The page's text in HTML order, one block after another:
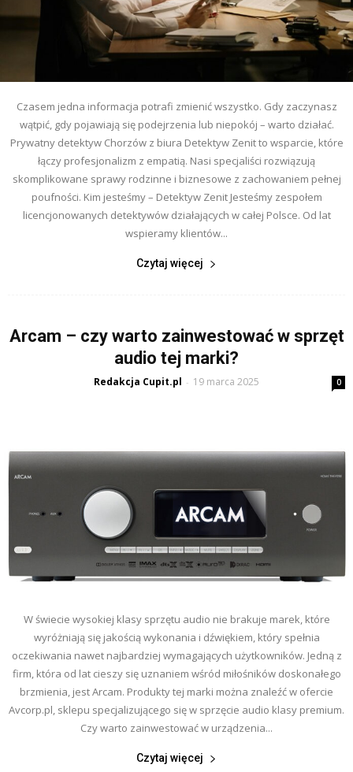
Czasem jedna informacja potrafi zmienić wszystko. Gdy zaczynasz
wątpić, gdy pojawiają się podejrzenia lub niepokój – warto działać.
Prywatny detektyw Chorzów z biura Detektyw Zenit to wsparcie, które
łączy profesjonalizm z empatią. Nasi specjaliści rozwiązują
skomplikowane sprawy rodzinne i biznesowe z zachowaniem pełnej
poufności. Kim jesteśmy – Detektyw Zenit Jesteśmy zespołem
licencjonowanych detektywów działających w całej Polsce. Od lat
wspieramy klientów...
Czytaj więcej
Arcam – czy warto zainwestować w sprzęt
audio tej marki?
Redakcja Cupit.pl - 19 marca 2025 0
W świecie wysokiej klasy sprzętu audio nie brakuje marek, które
wyróżniają się jakością wykonania i dźwiękiem, który spełnia
oczekiwania nawet najbardziej wymagających użytkowników. Jedną z
firm, która od lat cieszy się uznaniem wśród miłośników doskonałego
brzmienia, jest Arcam. Produkty tej marki można znaleźć w ofercie
Avcorp.pl, sklepu specjalizującego się w sprzęcie audio klasy premium.
Czy warto zainwestować w urządzenia...
Czytaj więcej